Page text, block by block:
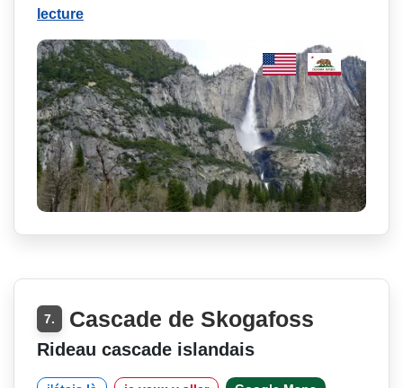
lecture
7. Cascade de Skogafoss
Rideau cascade islandais